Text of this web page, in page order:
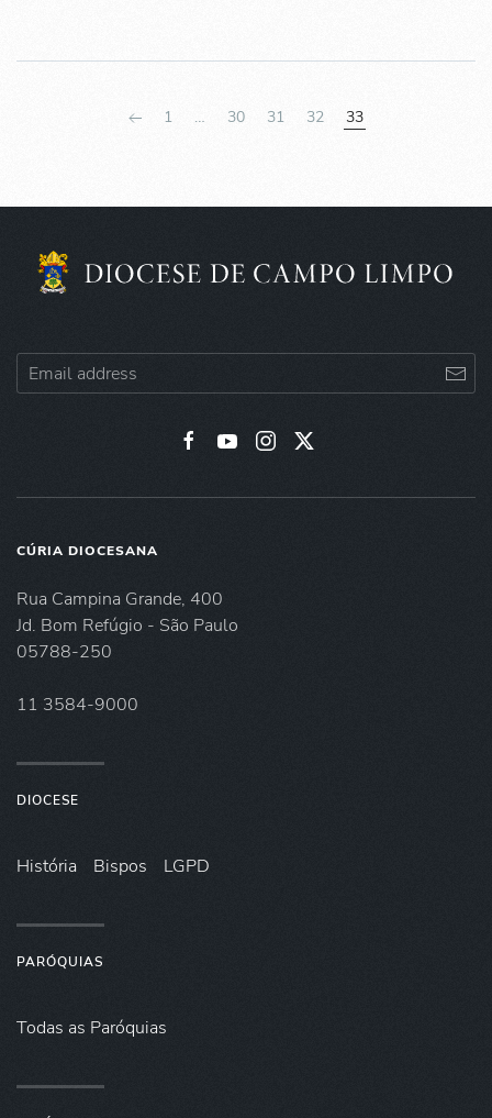
1 … 30 31 32 33
CÚRIA DIOCESANA
Rua Campina Grande, 400
Jd. Bom Refúgio - São Paulo
05788-250
11 3584-9000
DIOCESE
História Bispos LGPD
PARÓQUIAS
Todas as Paróquias